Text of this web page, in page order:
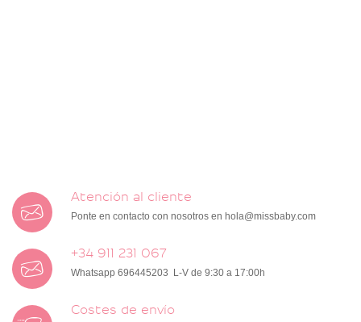
Atención al cliente
Ponte en contacto con nosotros en hola@missbaby.com
+34 911 231 067
Whatsapp 696445203 L-V de 9:30 a 17:00h
Costes de envío